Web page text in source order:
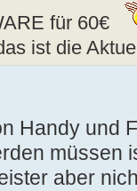
für 60€
ist die
Handy und
müssen
aber